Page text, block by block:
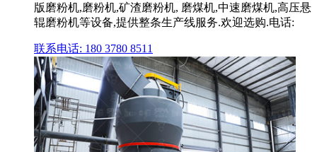
版磨粉机,磨粉机,矿渣磨粉机, 磨煤机,中速磨煤机,高压悬
辊磨粉机等设备,提供整条生产线服务.欢迎选购.电话:
联系电话: 180 3780 8511